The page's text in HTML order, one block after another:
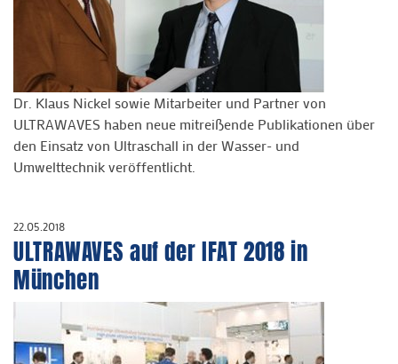
Dr. Klaus Nickel sowie Mitarbeiter und Partner von
ULTRAWAVES haben neue mitreißende Publikationen über
den Einsatz von Ultraschall in der Wasser- und
Umwelttechnik veröffentlicht.
22.05.2018
ULTRAWAVES auf der IFAT 2018 in
München